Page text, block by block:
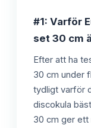
#1: Varför
set 30 cm
Efter att ha
30 cm under
tydligt varför
discokula
30 cm ger ett